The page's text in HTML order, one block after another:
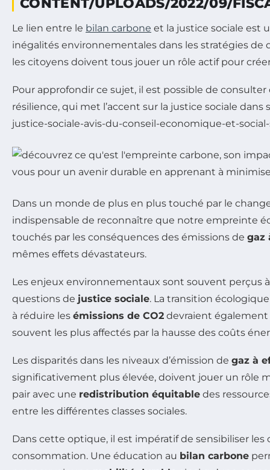
Le lien entre le bilan carbone et la justice sociale est
inégalités environnementales dans les stratégies
les citoyens doivent tous jouer un rôle actif pour
Pour approfondir ce sujet, il est possible de
résilience, qui met l’accent sur la justice sociale
justice-sociale-avis-du-conseil-economique-et-
Dans un monde de plus en plus touché par le
indispensable de reconnaître que notre empreinte
touchés par les conséquences des émissions de gaz
mêmes effets dévastateurs.
Les enjeux environnementaux sont souvent perçus
questions de justice sociale. La transition
à réduire les émissions de CO2 devraient également
souvent les plus affectés par la hausse des coûts
Les disparités dans les niveaux d’émission de gaz à
significativement plus élevée, doivent jouer un rôle
pair avec une redistribution équitable des
entre les différentes classes sociales.
Dans cette optique, il est impératif de sensibiliser
consommation. Une éducation au bilan carbone